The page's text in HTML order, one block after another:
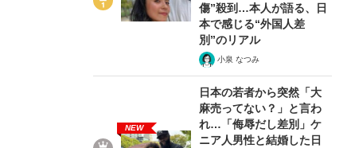
傷”殺到…本人が語る、日
本で感じる“外国人差
別”のリアル
小泉 なつみ
NEW
日本の若者から突然「大
麻売ってない？」と言わ
れ…「侮辱だし差別」ケ
ニア人男性と結婚した日